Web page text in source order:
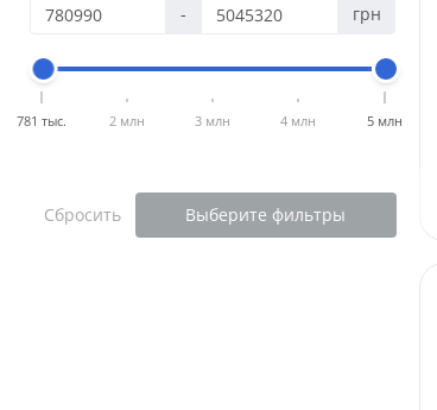
- грн
781 тыс. 2 млн 3 млн 4 млн 5 млн
Сбросить Выберите фильтры